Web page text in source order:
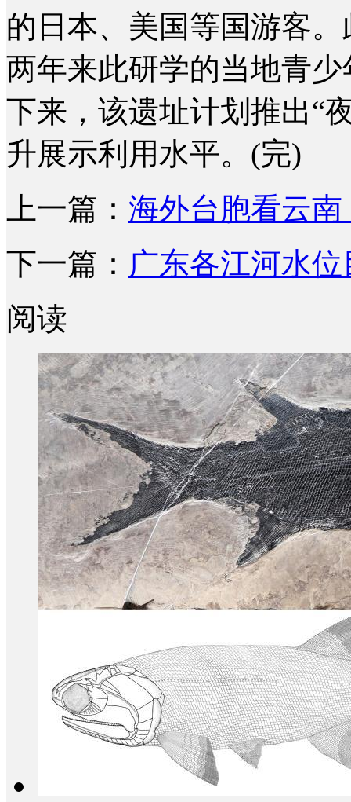
的日本、美国等国游客
两年来此研学的当地青
下来，该遗址计划推出“
升展示利用水平。(完)
上一篇： 海外台胞看云
下一篇： 广东各江河水
阅读